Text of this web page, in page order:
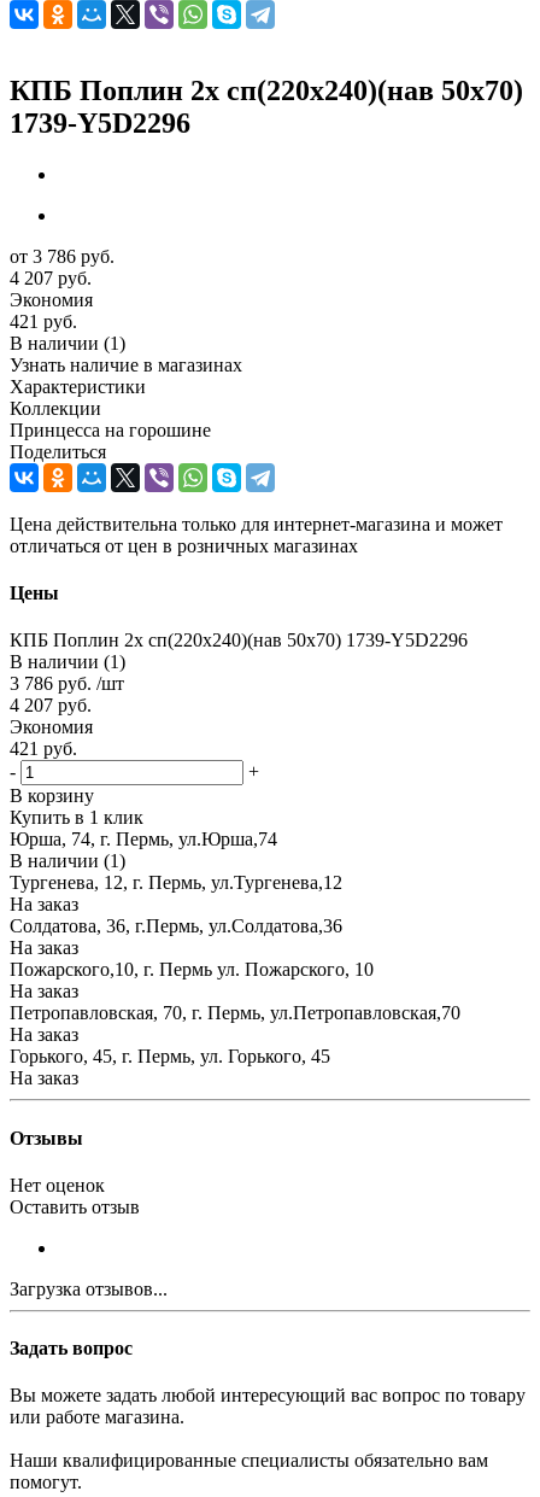
КПБ Поплин 2х сп(220х240)(нав 50х70)
1739-Y5D2296
от 3 786 руб.
4 207 руб.
Экономия
421 руб.
В наличии (1)
Узнать наличие в магазинах
Характеристики
Коллекции
Принцесса на горошине
Поделиться
Цена действительна только для интернет-магазина и может
отличаться от цен в розничных магазинах
Цены
КПБ Поплин 2х сп(220х240)(нав 50х70) 1739-Y5D2296
В наличии (1)
3 786 руб. /шт
4 207 руб.
Экономия
421 руб.
-
+
В корзину
Купить в 1 клик
Юрша, 74, г. Пермь, ул.Юрша,74
В наличии (1)
Тургенева, 12, г. Пермь, ул.Тургенева,12
На заказ
Солдатова, 36, г.Пермь, ул.Солдатова,36
На заказ
Пожарского,10, г. Пермь ул. Пожарского, 10
На заказ
Петропавловская, 70, г. Пермь, ул.Петропавловская,70
На заказ
Горького, 45, г. Пермь, ул. Горького, 45
На заказ
Отзывы
Нет оценок
Оставить отзыв
Загрузка отзывов...
Задать вопрос
Вы можете задать любой интересующий вас вопрос по товару
или работе магазина.
Наши квалифицированные специалисты обязательно вам
помогут.